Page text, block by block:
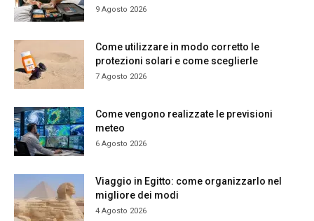
9 Agosto 2026
Come utilizzare in modo corretto le
protezioni solari e come sceglierle
7 Agosto 2026
Come vengono realizzate le previsioni
meteo
6 Agosto 2026
Viaggio in Egitto: come organizzarlo nel
migliore dei modi
4 Agosto 2026